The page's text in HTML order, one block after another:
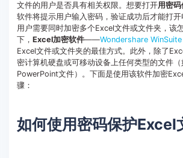
文件的用户是否具有相关权限。想要打开用密
软件将提示用户输入密码，验证成功后才能打
用户需要同时加密多个Excel文件或文件夹，该
下， Excel加密软件——Wondershare
Excel文件或文件夹的最佳方式。此外，除了
密计算机硬盘或可移动设备上任何类型的文件
PowerPoint文件）。下面是使用该软件加密
骤：
如何使用密码保护Excel